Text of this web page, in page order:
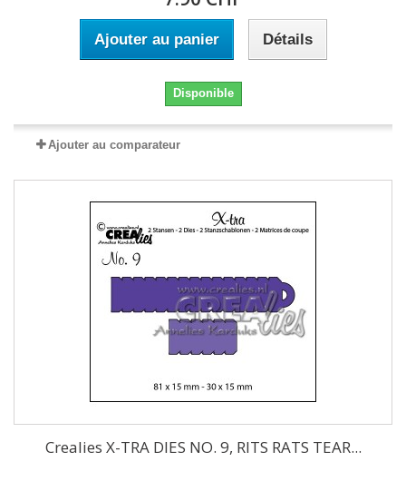
Ajouter au panier Détails
Disponible
Ajouter au comparateur
Crealies X-TRA DIES NO. 9, RITS RATS TEAR...